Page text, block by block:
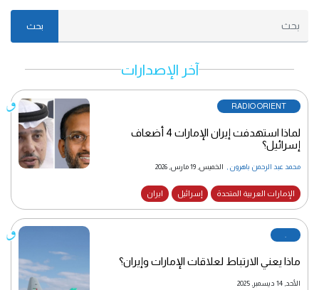
بحث
آخر الإصدارات
RADIO ORIENT
لماذا استهدفت إيران الإمارات 4 أضعاف
إسرائيل؟
محمد عبد الرحمن باهرون الخميس, 19 مارس, 2026
الإمارات العربية المتحدة إسرائيل ايران
ماذا يعني الارتباط لعلاقات الإمارات وإيران؟
الأحد, 14 ديسمبر, 2025